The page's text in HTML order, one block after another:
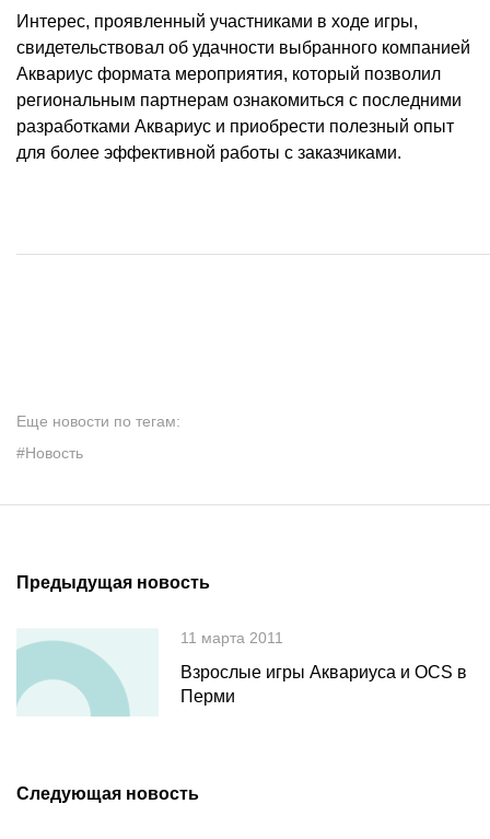
Интерес, проявленный участниками в ходе игры,
свидетельствовал об удачности выбранного компанией
Аквариус формата мероприятия, который позволил
региональным партнерам ознакомиться с последними
разработками Аквариус и приобрести полезный опыт
для более эффективной работы с заказчиками.
Еще новости по тегам:
#Новость
Предыдущая новость
11 марта 2011
Взрослые игры Аквариуса и OCS в
Перми
Следующая новость